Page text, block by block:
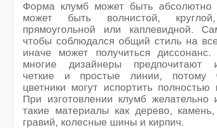
Форма клумб может быть абсолютно
может быть волнистой,
прямоугольной или каплевидной.
чтобы соблюдался общий стиль на
иначе может получиться
многие дизайнеры предпочитают
четкие и простые линии, потому
цветники могут испортить полностью
При изготовлении клумб желательно
такие материалы как дерево,
гравий, колесные шины и кирпич.